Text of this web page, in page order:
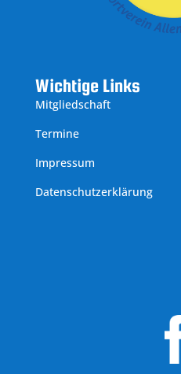
Wichtige Links
Mitgliedschaft
Termine
Impressum
Datenschutzerklärung